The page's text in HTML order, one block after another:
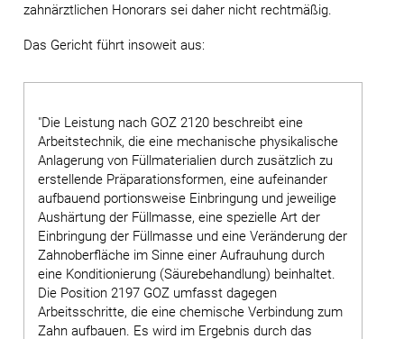
zahnärztlichen Honorars sei daher nicht rechtmäßig.
Das Gericht führt insoweit aus:
"Die Leistung nach GOZ 2120 beschreibt eine
Arbeitstechnik, die eine mechanische physikalische
Anlagerung von Füllmaterialien durch zusätzlich zu
erstellende Präparationsformen, eine aufeinander
aufbauend portionsweise Einbringung und jeweilige
Aushärtung der Füllmasse, eine spezielle Art der
Einbringung der Füllmasse und eine Veränderung der
Zahnoberfläche im Sinne einer Aufrauhung durch
eine Konditionierung (Säurebehandlung) beinhaltet.
Die Position 2197 GOZ umfasst dagegen
Arbeitsschritte, die eine chemische Verbindung zum
Zahn aufbauen. Es wird im Ergebnis durch das